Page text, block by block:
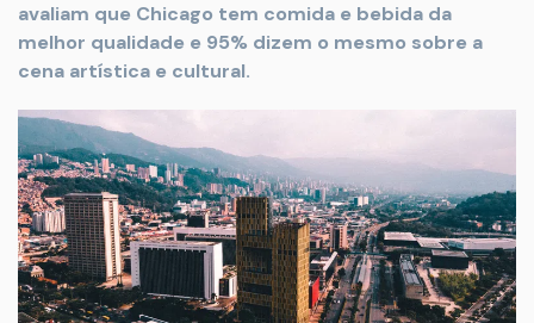
avaliam que Chicago tem comida e bebida da
melhor qualidade e 95% dizem o mesmo sobre a
cena artística e cultural.